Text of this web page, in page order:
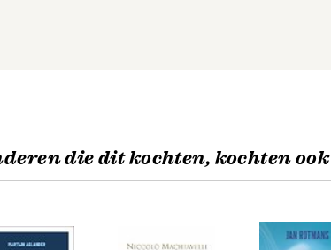
die dit kochten, kochten ook